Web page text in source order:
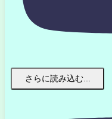
さらに読み込む...